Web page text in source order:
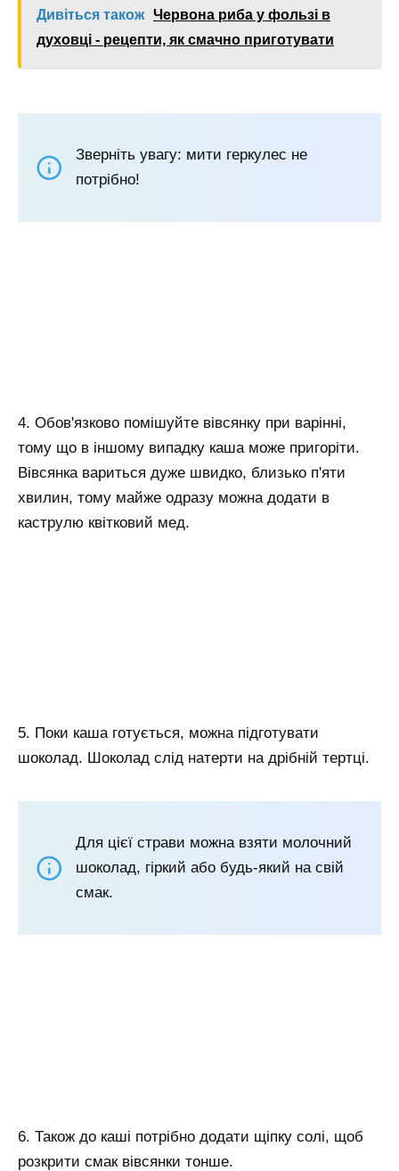
Дивіться також Червона риба у фользі в
духовці - рецепти, як смачно приготувати
Зверніть увагу: мити геркулес не
потрібно!
4. Обов'язково помішуйте вівсянку при варінні,
тому що в іншому випадку каша може пригоріти.
Вівсянка вариться дуже швидко, близько п'яти
хвилин, тому майже одразу можна додати в
каструлю квітковий мед.
5. Поки каша готується, можна підготувати
шоколад. Шоколад слід натерти на дрібній тертці.
Для цієї страви можна взяти молочний
шоколад, гіркий або будь-який на свій
смак.
6. Також до каші потрібно додати щіпку солі, щоб
розкрити смак вівсянки тонше.